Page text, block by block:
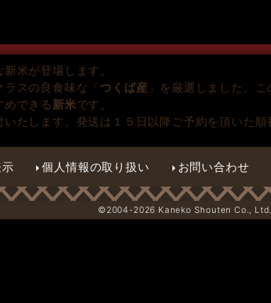
米が登場します。
スの良食味な「 つくば産 」を厳選しました。
めできる 新米です。
たします。発送は１５日以降ご予約を頂いた
個人情報の取り扱い お問い合わせ
©2004-2026 Kaneko Shouten Co.,